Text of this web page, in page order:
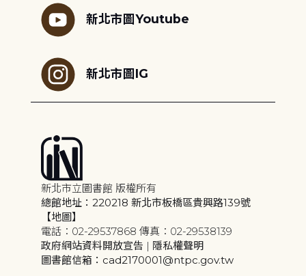
新北市圖Youtube
新北市圖IG
新北市立圖書館 版權所有
總館地址：220218 新北市板橋區貴興路139號
【地圖】
電話：02-29537868 傳真：02-29538139
政府網站資料開放宣告 | 隱私權聲明
圖書館信箱：cad2170001@ntpc.gov.tw